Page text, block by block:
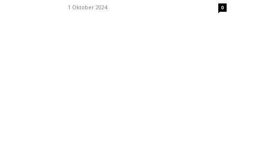
1 Oktober 2024 0